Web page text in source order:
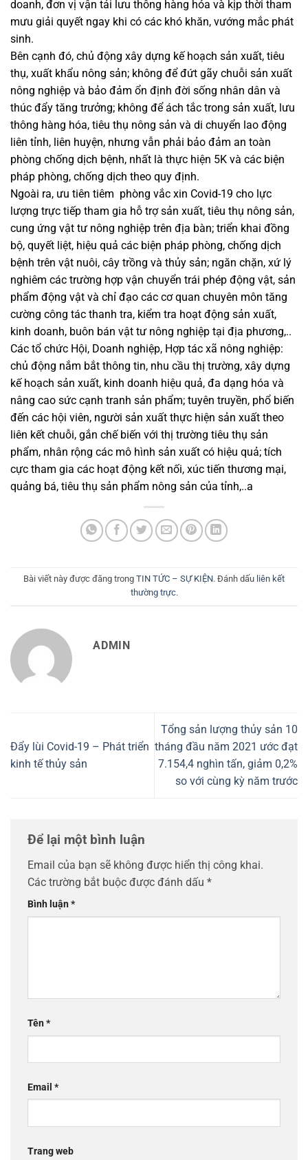
doanh, đơn vị vận tải lưu thông hàng hóa và kịp thời tham
mưu giải quyết ngay khi có các khó khăn, vướng mắc phát
sinh.
Bên cạnh đó, chủ động xây dựng kế hoạch sản xuất, tiêu
thụ, xuất khẩu nông sản; không để đứt gãy chuỗi sản xuất
nông nghiệp và bảo đảm ổn định đời sống nhân dân và
thúc đẩy tăng trưởng; không để ách tắc trong sản xuất, lưu
thông hàng hóa, tiêu thụ nông sản và di chuyển lao động
liên tỉnh, liên huyện, nhưng vẫn phải bảo đảm an toàn
phòng chống dịch bệnh, nhất là thực hiện 5K và các biện
pháp phòng, chống dịch theo quy định.
Ngoài ra, ưu tiên tiêm phòng vắc xin Covid-19 cho lực
lượng trực tiếp tham gia hỗ trợ sản xuất, tiêu thụ nông sản,
cung ứng vật tư nông nghiệp trên địa bàn; triển khai đồng
bộ, quyết liệt, hiệu quả các biện pháp phòng, chống dịch
bệnh trên vật nuôi, cây trồng và thủy sản; ngăn chặn, xứ lý
nghiêm các trường hợp vận chuyển trái phép động vật, sản
phẩm động vật và chỉ đạo các cơ quan chuyên môn tăng
cường công tác thanh tra, kiểm tra hoạt động sản xuất,
kinh doanh, buôn bán vật tư nông nghiệp tại địa phương,..
Các tổ chức Hội, Doanh nghiệp, Hợp tác xã nông nghiệp:
chủ động nắm bắt thông tin, nhu cầu thị trường, xây dựng
kế hoạch sản xuất, kinh doanh hiệu quả, đa dạng hóa và
nâng cao sức cạnh tranh sản phẩm; tuyên truyền, phổ biến
đến các hội viên, người sản xuất thực hiện sản xuất theo
liên kết chuỗi, gắn chế biến với thị trường tiêu thụ sản
phẩm, nhân rộng các mô hình sản xuất có hiệu quả; tích
cực tham gia các hoạt động kết nối, xúc tiến thương mại,
quảng bá, tiêu thụ sản phẩm nông sản của tỉnh,..a
Bài viết này được đăng trong TIN TỨC – SỰ KIỆN. Đánh dấu liên kết
thường trực.
ADMIN
Đẩy lùi Covid-19 – Phát triển
kinh tế thủy sản
Tổng sản lượng thủy sản 10
tháng đầu năm 2021 ước đạt
7.154,4 nghìn tấn, giảm 0,2%
so với cùng kỳ năm trước
Để lại một bình luận
Email của bạn sẽ không được hiển thị công khai.
Các trường bắt buộc được đánh dấu *
Bình luận*
Tên*
Email *
Trang web